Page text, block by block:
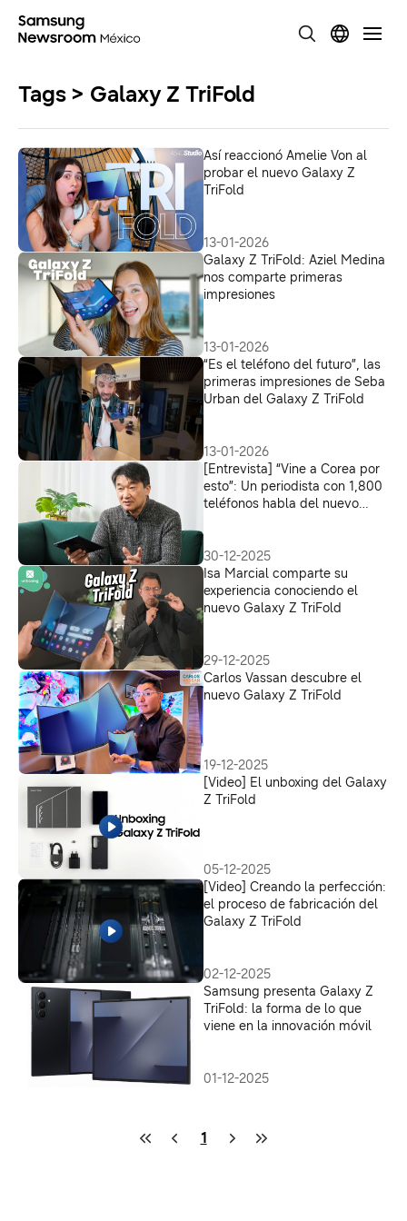
Tags > Galaxy Z TriFold
Así reaccionó Amelie Von al
probar el nuevo Galaxy Z
TriFold
13-01-2026
Galaxy Z TriFold: Aziel Medina
nos comparte primeras
impresiones
13-01-2026
“Es el teléfono del futuro”, las
primeras impresiones de Seba
Urban del Galaxy Z TriFold
13-01-2026
[Entrevista] “Vine a Corea por
esto”: Un periodista con 1,800
teléfonos habla del nuevo
30-12-2025
Isa Marcial comparte su
experiencia conociendo el
nuevo Galaxy Z TriFold
29-12-2025
Carlos Vassan descubre el
nuevo Galaxy Z TriFold
19-12-2025
[Video] El unboxing del Galaxy
Z TriFold
05-12-2025
[Video] Creando la perfección:
el proceso de fabricación del
Galaxy Z TriFold
02-12-2025
Samsung presenta Galaxy Z
TriFold: la forma de lo que
viene en la innovación móvil
01-12-2025
1